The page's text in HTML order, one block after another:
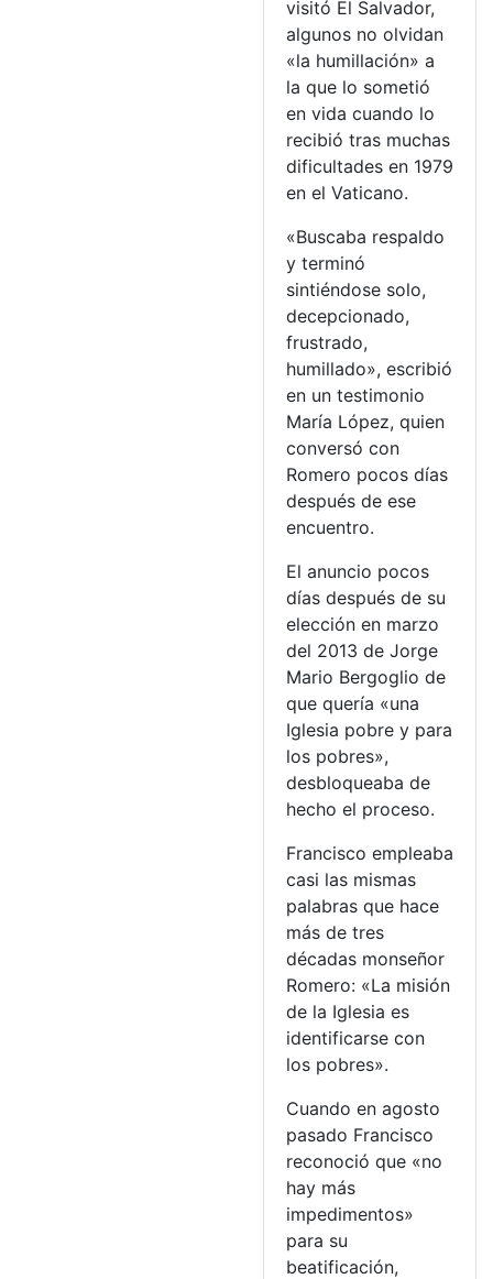
visitó El Salvador,
algunos no olvidan
«la humillación» a
la que lo sometió
en vida cuando lo
recibió tras muchas
dificultades en 1979
en el Vaticano.
«Buscaba respaldo
y terminó
sintiéndose solo,
decepcionado,
frustrado,
humillado», escribió
en un testimonio
María López, quien
conversó con
Romero pocos días
después de ese
encuentro.
El anuncio pocos
días después de su
elección en marzo
del 2013 de Jorge
Mario Bergoglio de
que quería «una
Iglesia pobre y para
los pobres»,
desbloqueaba de
hecho el proceso.
Francisco empleaba
casi las mismas
palabras que hace
más de tres
décadas monseñor
Romero: «La misión
de la Iglesia es
identificarse con
los pobres».
Cuando en agosto
pasado Francisco
reconoció que «no
hay más
impedimentos»
para su
beatificación,